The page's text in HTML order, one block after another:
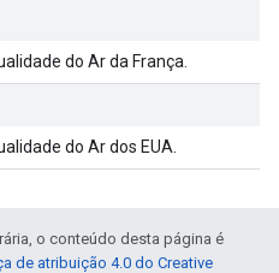
do Ar da França.
do Ar dos EUA.
o conteúdo desta página é
de atribuição 4.0 do Creative